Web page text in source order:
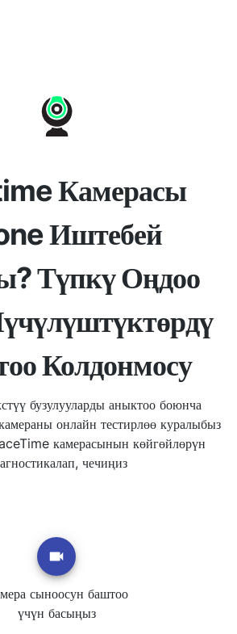
Камерасы
Иштебей
Түпкү Оңдоо
Колдонмосу
бузулууларды аныктоо боюнча
онлайн тестирлөө куралыбыз
камерасынын көйгөйлөрүн
чечиңиз
сыноосун баштоо
үчүн басыңыз